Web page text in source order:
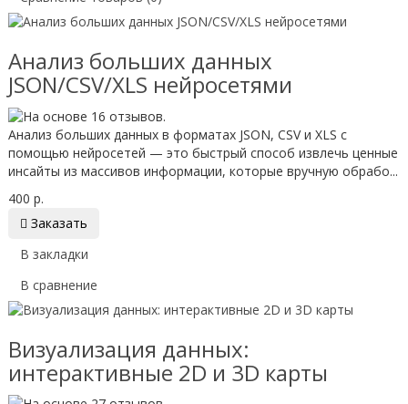
Анализ больших данных
JSON/CSV/XLS нейросетями
Анализ больших данных в форматах JSON, CSV и XLS с
помощью нейросетей — это быстрый способ извлечь ценные
инсайты из массивов информации, которые вручную обрабо...
400 р.
 Заказать
В закладки
В сравнение
Визуализация данных:
интерактивные 2D и 3D карты